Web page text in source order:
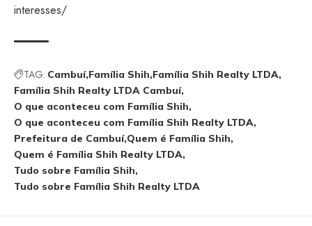
interesses/
TAG: Cambuí Família Shih Família Shih Realty LTDA
Família Shih Realty LTDA Cambuí
O que aconteceu com Família Shih
O que aconteceu com Família Shih Realty LTDA
Prefeitura de Cambuí Quem é Família Shih
Quem é Família Shih Realty LTDA
Tudo sobre Família Shih
Tudo sobre Família Shih Realty LTDA